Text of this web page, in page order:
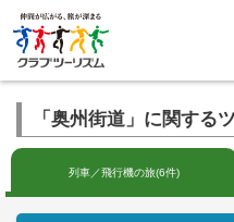
「奥州街道」に関する
列車／飛行機の旅(6件)